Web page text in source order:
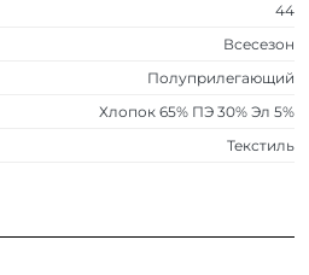
44
Всесезон
Полуприлегающий
Хлопок 65% ПЭ 30% Эл 5%
Текстиль